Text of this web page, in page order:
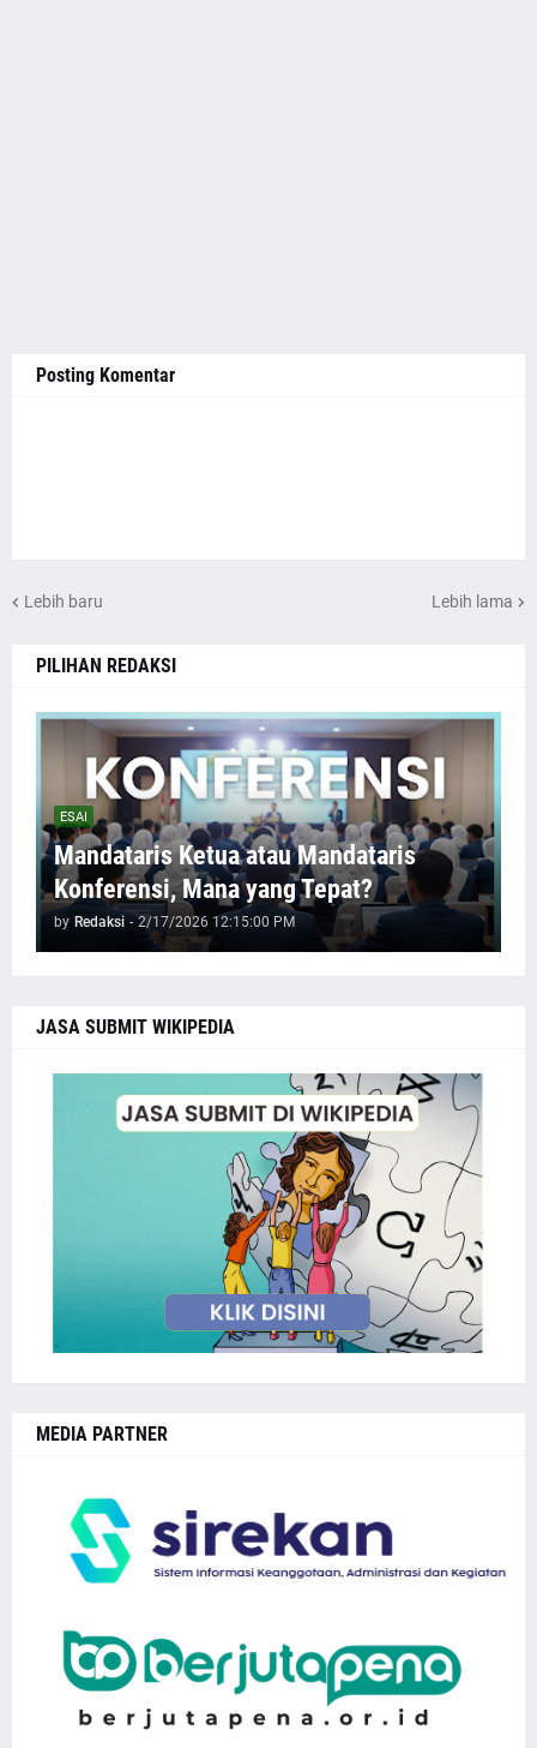
Posting Komentar
Lebih baru Lebih lama
PILIHAN REDAKSI
ESAI
Mandataris Ketua atau Mandataris
Konferensi, Mana yang Tepat?
by Redaksi - 2/17/2026 12:15:00 PM
JASA SUBMIT WIKIPEDIA
MEDIA PARTNER